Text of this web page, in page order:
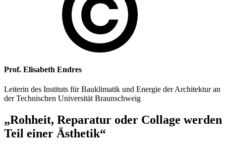
Prof. Elisabeth Endres
Leiterin des Instituts für Bauklimatik und Energie der Architektur an
der Technischen Universität Braunschweig
„Rohheit, Reparatur oder Collage werden
Teil einer Ästhetik“